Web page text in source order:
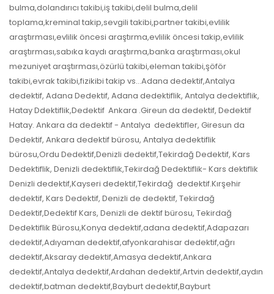
bulma,dolandırıcı takibi,iş takibi,delil bulma,delil
toplama,kreminal takip,sevgili takibi,partner takibi,evlilik
araştırması,evlilik öncesi araştırma,evlilik öncesi takip,evlilik
araştırması,sabıka kaydı araştırma,banka araştırması,okul
mezuniyet araştırması,özürlü takibi,eleman takibi,şöför
takibi,evrak takibi,fizikibi takip vs…Adana dedektif,Antalya
dedektif, Adana Dedektif, Adana dedektiflik, Antalya dedektiflik,
Hatay Ddektiflik,Dedektif Ankara .Gireun da dedektif, Dedektif
Hatay. Ankara da dedektif - Antalya dedektifler, Giresun da
Dedektif, Ankara dedektif bürosu, Antalya dedektiflik
bürosu,Ordu Dedektif,Denizli dedektif,Tekirdağ Dedektif, Kars
Dedektiflik, Denizli dedektiflik,Tekirdağ Dedektiflik- Kars dektiflik
Denizli dedektif,Kayseri dedektif,Tekirdağ dedektif.Kırşehir
dedektif, Kars Dedektif, Denizli de dedektif, Tekirdağ
Dedektif,Dedektif Kars, Denizli de dektif bürosu, Tekirdağ
Dedektiflik Bürosu,Konya dedektif,adana dedektif,Adapazarı
dedektif,Adıyaman dedektif,afyonkarahisar dedektif,ağrı
dedektif,Aksaray dedektif,Amasya dedektif,Ankara
dedektif,Antalya dedektif,Ardahan dedektif,Artvin dedektif,aydın
dedektif,batman dedektif,Bayburt dedektif,Bayburt